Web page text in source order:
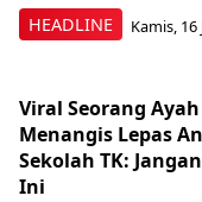
HEADLINE Kamis, 16
Viral Seorang
Menangis Lepas
Sekolah TK:
Ini